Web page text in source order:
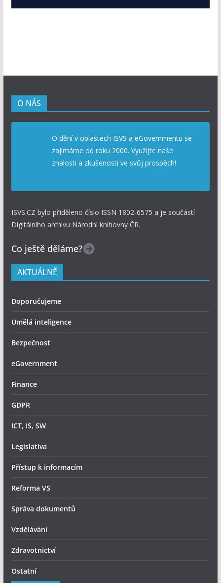
O NÁS
O dění v oblastech ISVS a eGovernmentu se
zajímáme od roku 2000. Využijte naše
znalosti a zkušenosti ve svůj prospěch!
ISVS.CZ bylo přiděleno číslo ISSN 1802-6575 a je součástí
Digitálního archivu Národní knihovny ČR.
Co ještě děláme?
AKTUÁLNĚ
Doporučujeme
Umělá inteligence
Bezpečnost
eGovernment
Finance
GDPR
ICT, IS, SW
Legislativa
Přístup k informacím
Reforma VS
Správa dokumentů
Vzdělávání
Zdravotnictví
Ostatní